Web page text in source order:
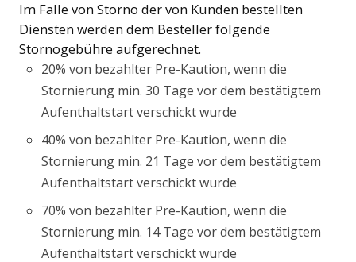
Im Falle von Storno der von Kunden bestellten
Diensten werden dem Besteller folgende
Stornogebühre aufgerechnet.
20% von bezahlter Pre-Kaution, wenn die
Stornierung min. 30 Tage vor dem bestätigtem
Aufenthaltstart verschickt wurde
40% von bezahlter Pre-Kaution, wenn die
Stornierung min. 21 Tage vor dem bestätigtem
Aufenthaltstart verschickt wurde
70% von bezahlter Pre-Kaution, wenn die
Stornierung min. 14 Tage vor dem bestätigtem
Aufenthaltstart verschickt wurde